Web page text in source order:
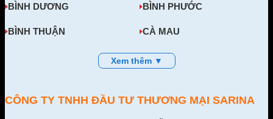
BÌNH DƯƠNG BÌNH PHƯỚC
BÌNH THUẬN CÀ MAU
Xem thêm ▼
CÔNG TY TNHH ĐẦU TƯ THƯƠNG MẠI SARINA